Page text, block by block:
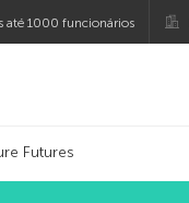
até 1000 funcionários
Futures